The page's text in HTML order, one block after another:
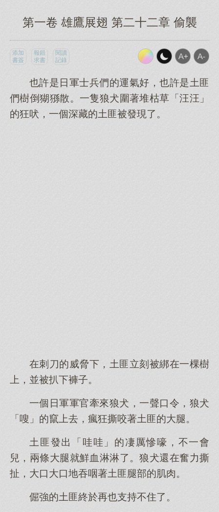
第一卷 雄鷹展翅 第二十二章 偷襲
添加
書簽
報錯
求書
閱讀
記錄
也許是日軍士兵們的運氣好，也許是土匪
們樹倒猢猻散。一隻狼犬圍著堆枯草「汪汪」
的狂吠，一個深藏的土匪被發現了。
在刺刀的威脅下，土匪立刻被綁在一棵樹
上，並被扒下褲子。
一個日軍軍官牽來狼犬，一聲口令，狼犬
「嗖」的竄上去，瘋狂撕咬著土匪的大腿。
土匪發出「哇哇」的凄厲慘嚎，不一會
兒，兩條大腿就鮮血淋淋了。狼犬還在奮力撕
扯，大口大口地吞咽著土匪腿部的肌肉。
倔強的土匪終於再也支持不住了。